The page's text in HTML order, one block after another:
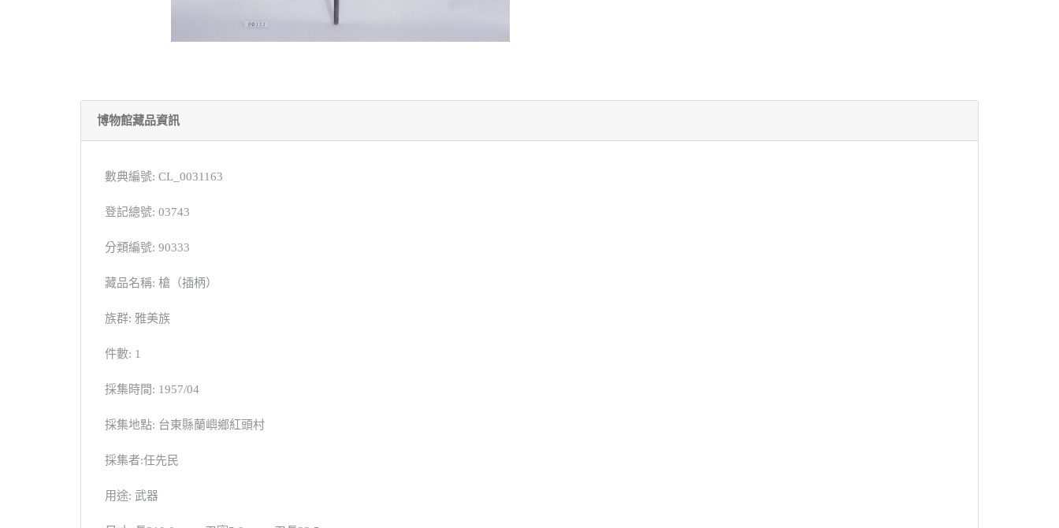
博物館藏品資訊
數典編號: CL_0031163
登記總號: 03743
分類編號: 90333
藏品名稱: 槍（插柄）
族群: 雅美族
件數: 1
採集時間: 1957/04
採集地點: 台東縣蘭嶼鄉紅頭村
採集者:任先民
用途: 武器